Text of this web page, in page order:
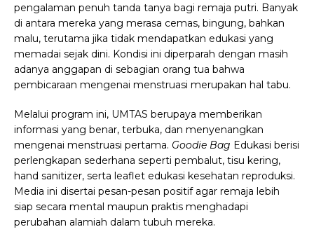
pengalaman penuh tanda tanya bagi remaja putri. Banyak
di antara mereka yang merasa cemas, bingung, bahkan
malu, terutama jika tidak mendapatkan edukasi yang
memadai sejak dini. Kondisi ini diperparah dengan masih
adanya anggapan di sebagian orang tua bahwa
pembicaraan mengenai menstruasi merupakan hal tabu.
Melalui program ini, UMTAS berupaya memberikan
informasi yang benar, terbuka, dan menyenangkan
mengenai menstruasi pertama. Goodie Bag Edukasi berisi
perlengkapan sederhana seperti pembalut, tisu kering,
hand sanitizer, serta leaflet edukasi kesehatan reproduksi.
Media ini disertai pesan-pesan positif agar remaja lebih
siap secara mental maupun praktis menghadapi
perubahan alamiah dalam tubuh mereka.